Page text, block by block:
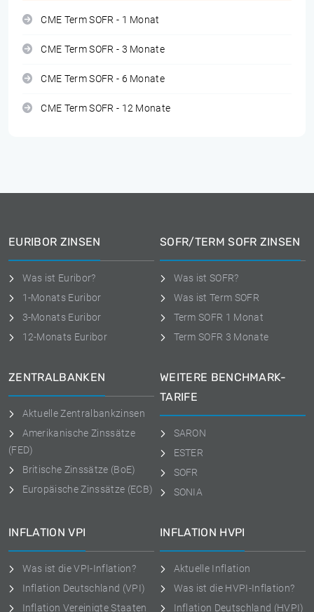
CME Term SOFR - 1 Monat
CME Term SOFR - 3 Monate
CME Term SOFR - 6 Monate
CME Term SOFR - 12 Monate
EURIBOR ZINSEN
Was ist Euribor?
1-Monats Euribor
3-Monats Euribor
12-Monats Euribor
SOFR/TERM SOFR ZINSEN
Was ist SOFR?
Was ist Term SOFR
Term SOFR 1 Monat
Term SOFR 3 Monate
ZENTRALBANKEN
Aktuelle Zentralbankzinsen
Amerikanische Zinssätze
(FED)
Britische Zinssätze (BoE)
Europäische Zinssätze (ECB)
WEITERE BENCHMARK-
TARIFE
SARON
ESTER
SOFR
SONIA
INFLATION VPI
Was ist die VPI-Inflation?
Inflation Deutschland (VPI)
Inflation Vereinigte Staaten
INFLATION HVPI
Aktuelle Inflation
Was ist die HVPI-Inflation?
Inflation Deutschland (HVPI)